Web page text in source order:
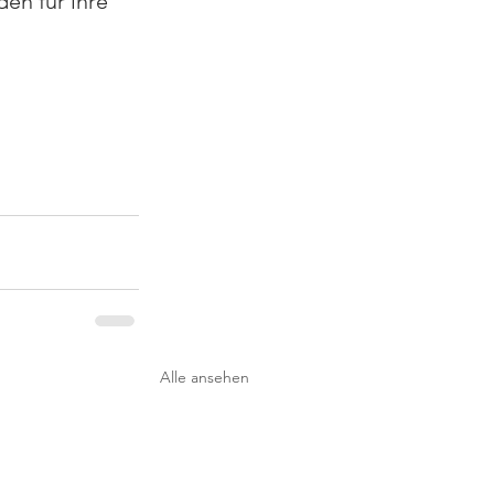
Alle ansehen